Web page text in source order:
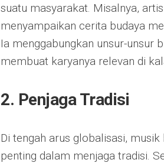
suatu masyarakat. Misalnya,
menyampaikan cerita budaya
Ia menggabungkan unsur-unsur
membuat karyanya relevan di
2. Penjaga Tradisi
Di tengah arus globalisasi,
penting dalam menjaga tradisi.